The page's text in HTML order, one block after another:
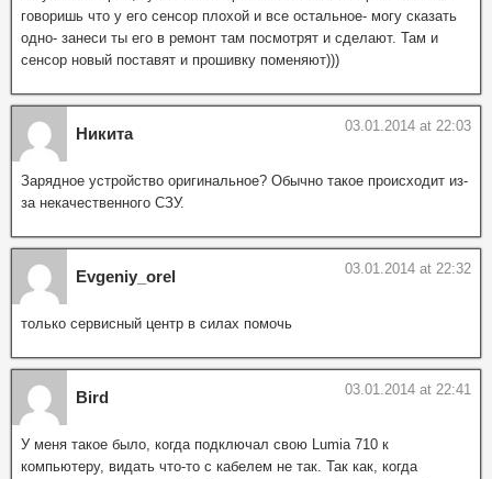
говоришь что у его сенсор плохой и все остальное- могу сказать
одно- занеси ты его в ремонт там посмотрят и сделают. Там и
сенсор новый поставят и прошивку поменяют)))
Никита 03.01.2014 at 22:03
Зарядное устройство оригинальное? Обычно такое происходит из-
за некачественного СЗУ.
Evgeniy_orel 03.01.2014 at 22:32
только сервисный центр в силах помочь
Bird 03.01.2014 at 22:41
У меня такое было, когда подключал свою Lumia 710 к
компьютеру, видать что-то с кабелем не так. Так как, когда